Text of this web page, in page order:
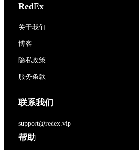
RedEx
关于我们
博客
隐私政策
服务条款
联系我们
support@redex.vip
帮助